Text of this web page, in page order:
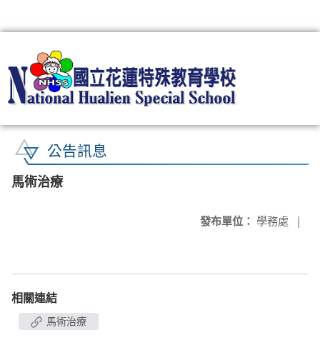
公告訊息
馬術治療
發布單位： 學務處 |
相關連結
馬術治療